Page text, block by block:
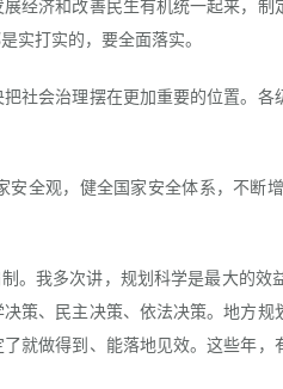
济和改善民生有机统一起来，制
实打实的，要全面落实。
会治理摆在更加重要的位置。各
观，健全国家安全体系，不断
我多次讲，规划科学是最大的
策、民主决策、依法决策。地方
就做得到、能落地见效。这些年